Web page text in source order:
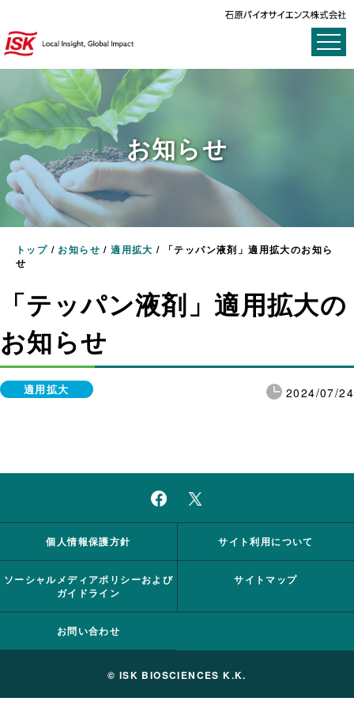
お知らせ
トップ / お知らせ /適用拡大 /
「テッパン液剤」適用拡大のお知ら
せ
「テッパン液剤」適用拡大の
お知らせ
2024/07/24
適用拡大
個人情報保護方針 サイト利用について
ソーシャルメディアポリシーおよび
ガイドライン
サイトマップ
お問い合わせ
© ISK BIOSCIENCES K.K.